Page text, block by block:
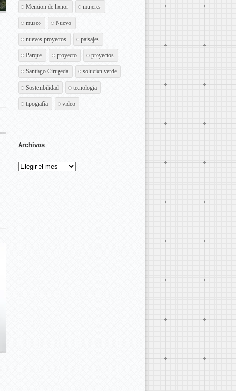
Mencion de honor mujeres
museo Nuevo
nuevos proyectos paisajes
Parque proyecto proyectos
Santiago Cirugeda solución verde
Sostenibilidad tecnologia
tipografía video
Archivos
Archivos